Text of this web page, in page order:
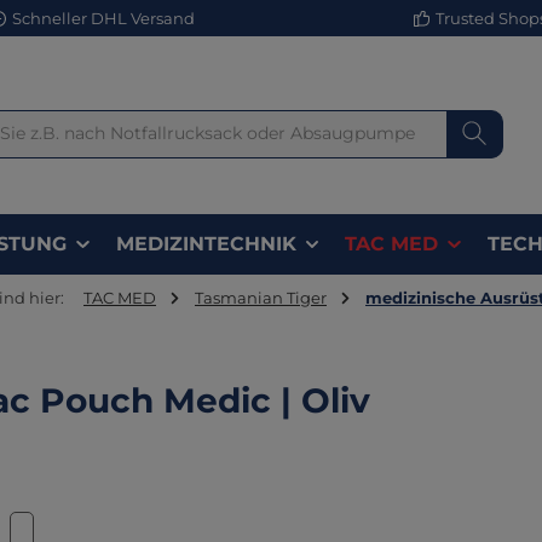
Schneller DHL Versand Trusted
MEDIZINTECHNIK TAC MED
hier: TAC MED Tasmanian Tiger medizinische
Pouch Medic | Oliv
überspringen